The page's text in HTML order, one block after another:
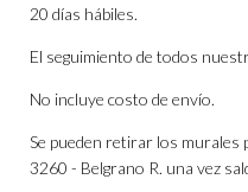
20 días hábiles.
El seguimiento de todos
No incluye costo de envío.
Se pueden retirar los murales
3260 - Belgrano R. una vez